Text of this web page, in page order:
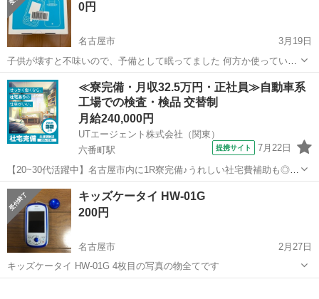
0円
名古屋市
3月19日
子供が壊すと不味いので、予備として眠ってました 何方か使っていた
だける方は居ますか？ 取りに来てもらえると嬉しいです
愛知 名古屋市 ドコモ キッズ
≪寮完備・月収32.5万円・正社員≫自動車系
工場での検査・検品 交替制
月給240,000円
UTエージェント株式会社（関東）
六番町駅
提携サイト 7月22日
【20~30代活躍中】名古屋市内に1R寮完備♪うれしい社宅費補助も◎未
経験でもしっかり稼げる高収入ワーク☆コツモク派におすすめの組立
＆検査☆正社員登用制度あり《Javz1C》 詳細情報 ＜自動車エンジン
の組立・加工＞ 電気...
愛知 名古屋市 六番町駅 その他
キッズケータイ HW-01G
200円
名古屋市
2月27日
キッズケータイ HW-01G 4枚目の写真の物全てです